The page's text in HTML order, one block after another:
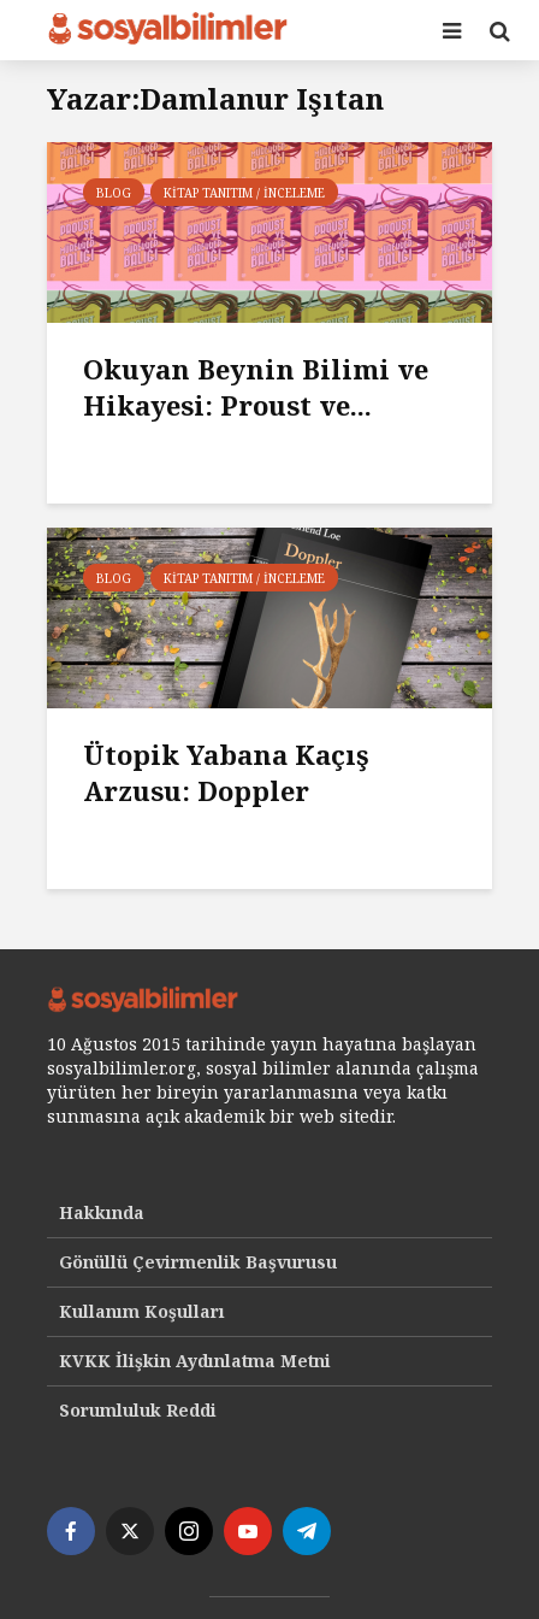
Yazar:Damlanur Işıtan
BLOG KITAP TANITIM / İNCELEME
Okuyan Beynin Bilimi ve
Hikayesi: Proust ve...
BLOG KITAP TANITIM / İNCELEME
Ütopik Yabana Kaçış
Arzusu: Doppler
10 Ağustos 2015 tarihinde yayın hayatına başlayan
sosyalbilimler.org, sosyal bilimler alanında çalışma
yürüten her bireyin yararlanmasına veya katkı
sunmasına açık akademik bir web sitedir.
Hakkında
Gönüllü Çevirmenlik Başvurusu
Kullanım Koşulları
KVKK İlişkin Aydınlatma Metni
Sorumluluk Reddi